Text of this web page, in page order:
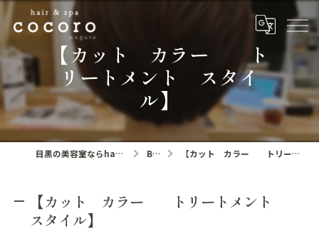
【カット カラー ト
リートメント スタイ
ル】
目黒の美容室ならhair&spa cocoro Blog 【カット カラー トリートメント スタイル】
【カット カラー トリートメント
スタイル】